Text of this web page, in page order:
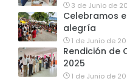
3 de Junio de
Celebramos
alegría
1 de Junio de
Rendición de
2025
1 de Junio de